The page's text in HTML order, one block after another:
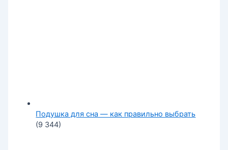
Подушка для сна — как правильно выбрать
(9 344)